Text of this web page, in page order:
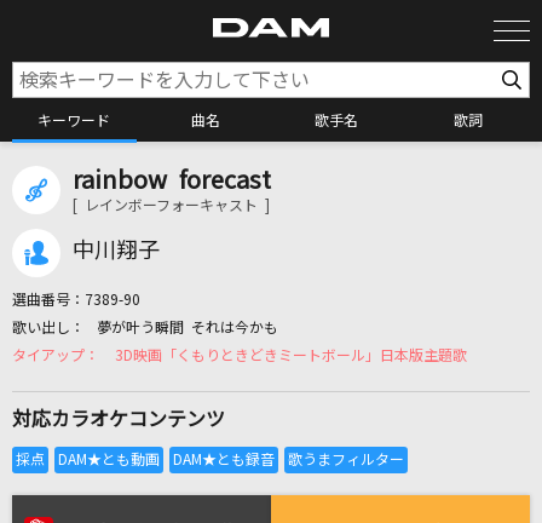
キーワード 曲名 歌手名 歌詞
カラオケ検索
カラオケリクエスト
リアルタイムで歌われている曲の一覧
rainbow forecast
[ レインボーフォーキャスト ]
中川翔子
選曲番号： 7389-90
夢が叶う瞬間 それは今かも
3D映画「くもりときどきミートボール」日本版主題歌
対応カラオケコンテンツ